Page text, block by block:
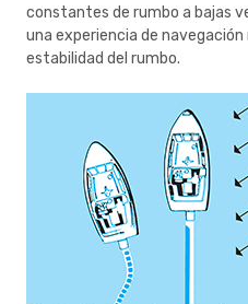
constantes de rumbo a bajas
una experiencia de navegación
estabilidad del rumbo.